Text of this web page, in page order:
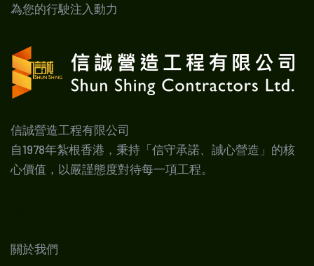
為您的行駛注入動力
信誠營造工程有限公司
自1978年紮根香港，秉持「信守承諾、誠心營造」的核
心價值，以嚴謹態度對待每一項工程。
關於我們